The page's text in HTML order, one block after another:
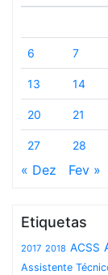
6 7
13 14
20 21
27 28
« Dez Fev »
Etiquetas
2017 2018 ACSS
Assistente